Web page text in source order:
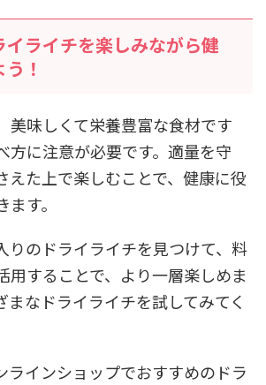
イライチを楽しみながら健
！
美味しくて栄養豊富な食材です
方に注意が必要です。適量を守
えた上で楽しむことで、健康に役
す。
りのドライライチを見つけて、料
用することで、より一層楽しめま
まなドライライチを試してみてく
ラインショップでおすすめのドラ